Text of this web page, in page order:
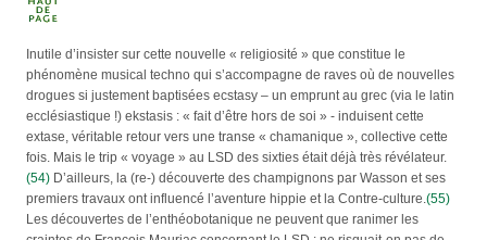
Inutile d’insister sur cette nouvelle « religiosité » que constitue le
phénomène musical techno qui s’accompagne de raves où de nouvelles
drogues si justement baptisées ecstasy – un emprunt au grec (via le latin
ecclésiastique !) ekstasis : « fait d’être hors de soi » - induisent cette
extase, véritable retour vers une transe « chamanique », collective cette
fois. Mais le trip « voyage » au LSD des sixties était déjà très révélateur.
(54) D’ailleurs, la (re-) découverte des champignons par Wasson et ses
premiers travaux ont influencé l’aventure hippie et la Contre-culture.(55)
Les découvertes de l’enthéobotanique ne peuvent que ranimer les